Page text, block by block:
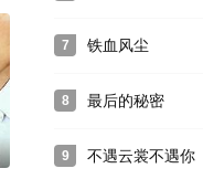
7 铁血风尘
8 最后的秘密
9 不遇云裳不遇你